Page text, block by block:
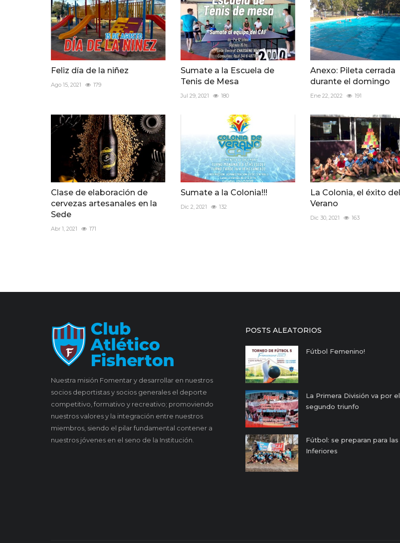
Feliz día de la niñez
Ago 15, 2021 179
Sumate a la Escuela de
Tenis de Mesa
Jul 29, 2021 180
Anexo: Pileta cerrada
durante el domingo
Ene 22, 2022 191
Clase de elaboración de
cervezas artesanales en la
Sede
Abr 1, 2021 171
Sumate a la Colonia!!!
Dic 2, 2021 132
La Colonia, el éxito del
Verano
Dic 30, 2021 163
Nuestra misión Fomentar y desarrollar en nuestros
socios deportistas y socios generales el deporte
competitivo, formativo y recreativo; promoviendo
nuestros valores y la integración entre nuestros
miembros, siendo el pilar fundamental contener a
nuestros jóvenes en el seno de la Institución.
POSTS ALEATORIOS
Fútbol Femenino!
La Primera División va por el
segundo triunfo
Fútbol: se preparan para las
Inferiores